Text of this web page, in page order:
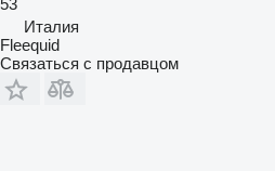
53
Италия
Fleequid
Связаться с продавцом